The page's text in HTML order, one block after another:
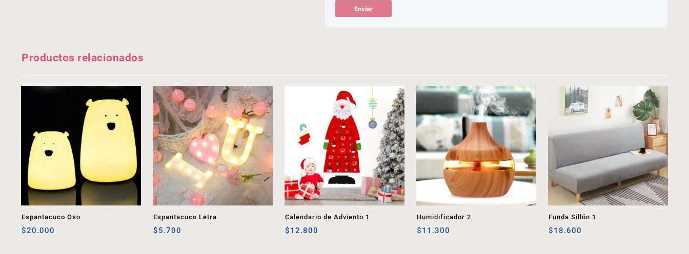
Productos relacionados
Espantacuco Oso
$20.000
Espantacuco Letra
$5.700
Calendario de Adviento 1
$12.800
Humidificador 2
$11.300
Funda Sillón 1
$18.600